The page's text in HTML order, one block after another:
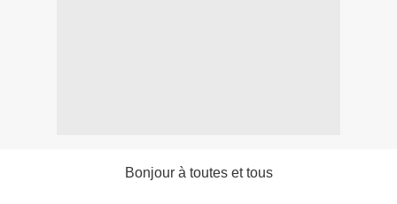
Bonjour à toutes et tous